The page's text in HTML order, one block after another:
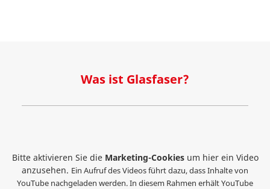
Was ist Glasfaser?
Bitte aktivieren Sie die Marketing-Cookiesum hier ein Video
anzusehen. Ein Aufruf des Videos führt dazu, dass Inhalte von
YouTube nachgeladen werden. In diesem Rahmen erhält YouTube